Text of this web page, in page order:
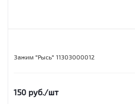
Зажим "Рысь" 11303000012
150 руб./шт